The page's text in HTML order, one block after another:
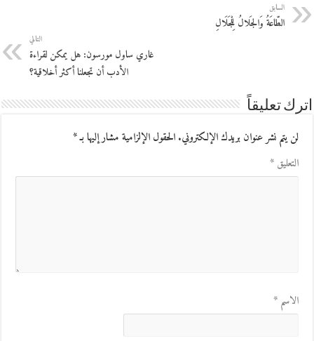
السابق
الطّاعَةُ وَالجَلالُ لِلْجَلَالِ
التالي
غاري ساول مورسون: هل يمكن لقراءة
الأدب أن تجعلنا أكثر أخلاقية؟
اترك تعليقاً
لن يتم نشر عنوان بريدك الإلكتروني.الحقول الإلزامية مشار إليها بـ*
التعليق*
الاسم*